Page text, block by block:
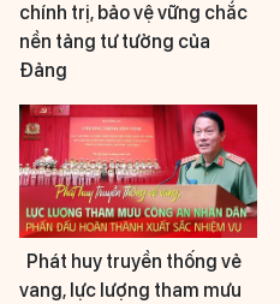
chính trị, bảo vệ vững chắc
nền tảng tư tưởng của
Đảng
Phát huy truyền thống vẻ
vang, lực lượng tham mưu